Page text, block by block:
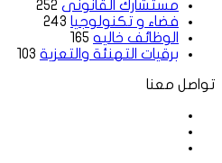
مستشارك القانونى 252
فضاء و تكنولوجيا 243
الوظائف خاليه 165
برقيات التهنئة والتعزية 103
تواصل معنا